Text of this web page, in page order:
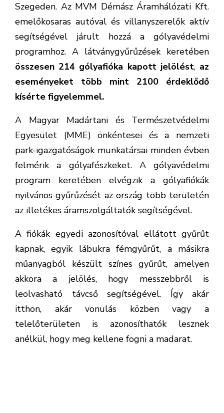
Szegeden. Az MVM Démász Áramhálózati Kft.
emelőkosaras autóval és villanyszerelők aktív
segítségével járult hozzá a gólyavédelmi
programhoz. A látványgyűrűzések keretében
összesen 214 gólyafióka kapott jelölést, az
eseményeket több mint 2100 érdeklődő
kísérte figyelemmel.
A Magyar Madártani és Természetvédelmi
Egyesület (MME) önkéntesei és a nemzeti
park-igazgatóságok munkatársai minden évben
felmérik a gólyafészkeket. A gólyavédelmi
program keretében elvégzik a gólyafiókák
nyilvános gyűrűzését az ország több területén
az illetékes áramszolgáltatók segítségével.
A fiókák egyedi azonosítóval ellátott gyűrűt
kapnak, egyik lábukra fémgyűrűt, a másikra
műanyagból készült színes gyűrűt, amelyen
akkora a jelölés, hogy messzebbről is
leolvasható távcső segítségével. Így akár
itthon, akár vonulás közben vagy a
telelőterületen is azonosíthatók lesznek
anélkül, hogy meg kellene fogni a madarat.